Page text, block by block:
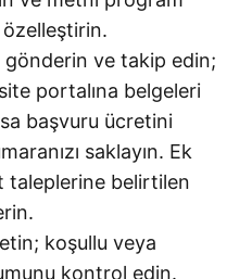
gönderin ve takip edin;
portalına belgeleri
başvuru ücretini
saklayın. Ek
taleplerine belirtilen
koşullu veya
kontrol edin.